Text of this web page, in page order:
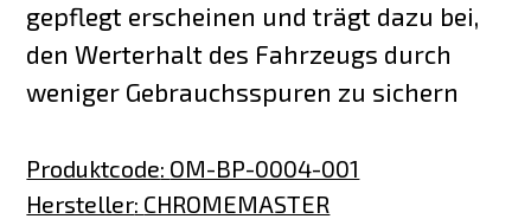
gepflegt erscheinen und trägt dazu bei,
den Werterhalt des Fahrzeugs durch
weniger Gebrauchsspuren zu sichern
Produktcode: OM-BP-0004-001
Hersteller: CHROMEMASTER